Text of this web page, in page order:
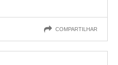
COMPARTILHAR